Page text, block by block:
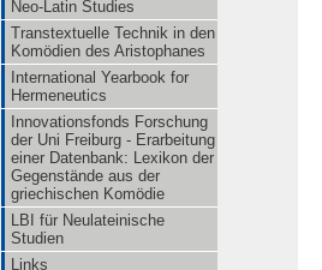
Neo-Latin Studies
Transtextuelle Technik in den
Komödien des Aristophanes
International Yearbook for
Hermeneutics
Innovationsfonds Forschung
der Uni Freiburg - Erarbeitung
einer Datenbank: Lexikon der
Gegenstände aus der
griechischen Komödie
LBI für Neulateinische
Studien
Links